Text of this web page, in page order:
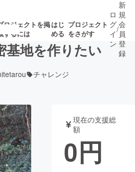
ロジェクトを掲
するには
はじ
める
プロジェクト
をさがす
ガジェット ゲーム・サ
ロ
グ
イ
ン
/
新
規
会
員
登
録
基地を作りたい
チャレンジ
現在の支援総
額
0円